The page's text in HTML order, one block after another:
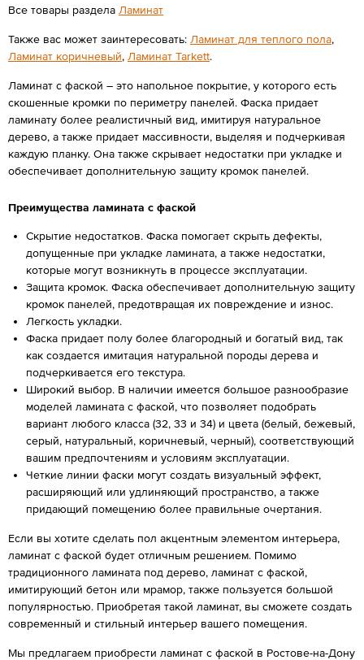
Все товары раздела Ламинат
Также вас может заинтересовать: Ламинат для теплого пола,
Ламинат коричневый, Ламинат Tarkett.
Ламинат с фаской – это напольное покрытие, у которого есть
скошенные кромки по периметру панелей. Фаска придает
ламинату более реалистичный вид, имитируя натуральное
дерево, а также придает массивности, выделяя и подчеркивая
каждую планку. Она также скрывает недостатки при укладке и
обеспечивает дополнительную защиту кромок панелей.
Преимущества ламината с фаской
Скрытие недостатков. Фаска помогает скрыть дефекты,
допущенные при укладке ламината, а также недостатки,
которые могут возникнуть в процессе эксплуатации.
Защита кромок. Фаска обеспечивает дополнительную защиту
кромок панелей, предотвращая их повреждение и износ.
Легкость укладки.
Фаска придает полу более благородный и богатый вид, так
как создается имитация натуральной породы дерева и
подчеркивается его текстура.
Широкий выбор. В наличии имеется большое разнообразие
моделей ламината с фаской, что позволяет подобрать
вариант любого класса (32, 33 и 34) и цвета (белый, бежевый,
серый, натуральный, коричневый, черный), соответствующий
вашим предпочтениям и условиям эксплуатации.
Четкие линии фаски могут создать визуальный эффект,
расширяющий или удлиняющий пространство, а также
придающий помещению более правильные очертания.
Если вы хотите сделать пол акцентным элементом интерьера,
ламинат с фаской будет отличным решением. Помимо
традиционного ламината под дерево, ламинат с фаской,
имитирующий бетон или мрамор, также пользуется большой
популярностью. Приобретая такой ламинат, вы сможете создать
современный и стильный интерьер вашего помещения.
Мы предлагаем приобрести ламинат с фаской в Ростове-на-Дону